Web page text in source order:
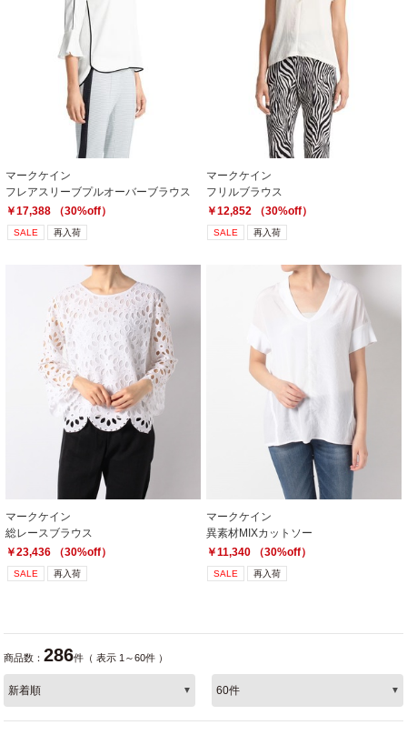
マークケイン
フレアスリーブプルオーバーブラウス
￥17,388 （30%off）
SALE 再入荷
マークケイン
フリルブラウス
￥12,852 （30%off）
SALE 再入荷
マークケイン
総レースブラウス
￥23,436 （30%off）
SALE 再入荷
マークケイン
異素材MIXカットソー
￥11,340 （30%off）
SALE 再入荷
商品数：286件（ 表示 1～60件 ）